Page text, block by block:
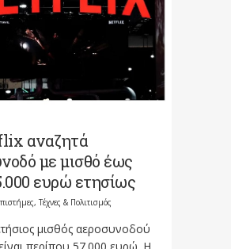
αναζητά
με μισθό έως
ευρώ ετησίως
Τέχνες & Πολιτισμός
μισθός αεροσυνοδού